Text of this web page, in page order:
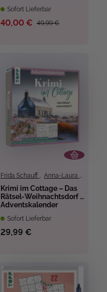
Sofort Lieferbar
49,99 €
40,00 €
Frida Schauff , Anna-Laura Dietrich
Krimi im Cottage – Das
Rätsel-Weihnachtsdorf –
Adventskalender
Sofort Lieferbar
29,99 €